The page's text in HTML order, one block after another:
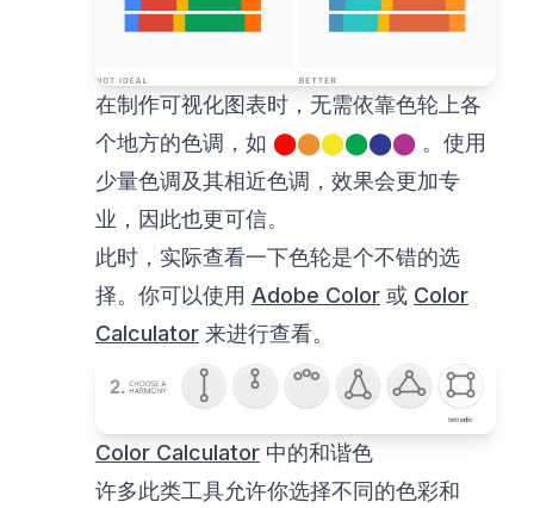
在制作可视化图表时，无需依靠色轮上各
个地方的色调，如 ⬤⬤⬤⬤⬤⬤ 。使用
少量色调及其相近色调，效果会更加专
业，因此也更可信。
此时，实际查看一下色轮是个不错的选
择。你可以使用 Adobe Color 或 Color
Calculator 来进行查看。
Color Calculator 中的和谐色
许多此类工具允许你选择不同的色彩和